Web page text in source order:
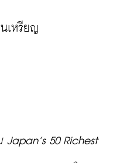
เหรียญ
Japan’s 50 Richest